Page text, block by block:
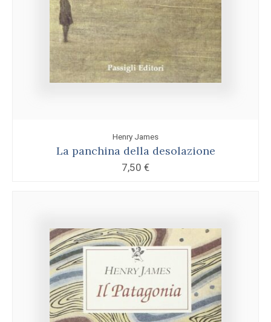
Henry James
La panchina della desolazione
7,50 €